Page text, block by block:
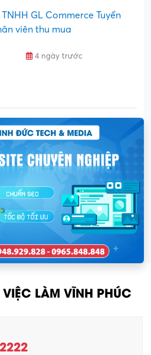
GL Commerce Tuyển
viên thu mua
4 ngày trước
LÀM VĨNH PHÚC